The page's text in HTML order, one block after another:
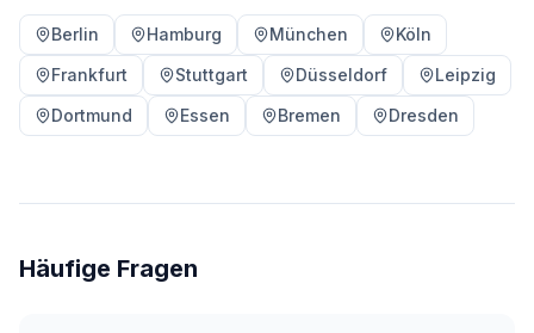
Berlin Hamburg München
Köln
Frankfurt
Stuttgart Düsseldorf
Leipzig
Dortmund
Essen Bremen Dresden
Häufige Fragen